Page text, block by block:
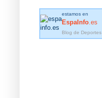
estamos en
EspaInfo .es
Blog de Deportes